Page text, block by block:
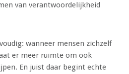
van verantwoordelijkheid
wanneer mensen zichzelf
er meer ruimte om ook
En juist daar begint echte